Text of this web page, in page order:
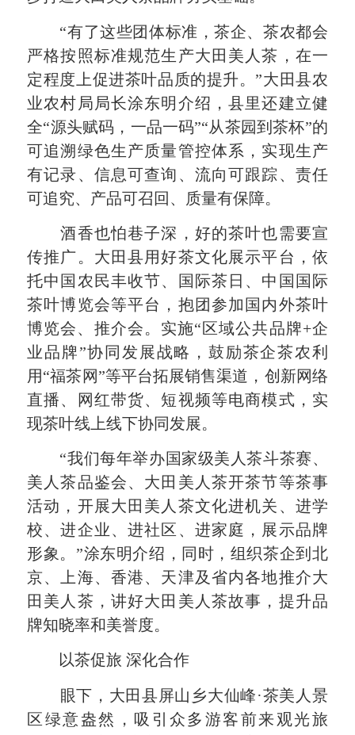
“有了这些团体标准，茶企、茶农都会
严格按照标准规范生产大田美人茶，在一
定程度上促进茶叶品质的提升。”大田县农
业农村局局长涂东明介绍，县里还建立健
全“源头赋码，一品一码”“从茶园到茶杯”的
可追溯绿色生产质量管控体系，实现生产
有记录、信息可查询、流向可跟踪、责任
可追究、产品可召回、质量有保障。
酒香也怕巷子深，好的茶叶也需要宣
传推广。大田县用好茶文化展示平台，依
托中国农民丰收节、国际茶日、中国国际
茶叶博览会等平台，抱团参加国内外茶叶
博览会、推介会。实施“区域公共品牌+企
业品牌”协同发展战略，鼓励茶企茶农利
用“福茶网”等平台拓展销售渠道，创新网络
直播、网红带货、短视频等电商模式，实
现茶叶线上线下协同发展。
“我们每年举办国家级美人茶斗茶赛、
美人茶品鉴会、大田美人茶开茶节等茶事
活动，开展大田美人茶文化进机关、进学
校、进企业、进社区、进家庭，展示品牌
形象。”涂东明介绍，同时，组织茶企到北
京、上海、香港、天津及省内各地推介大
田美人茶，讲好大田美人茶故事，提升品
牌知晓率和美誉度。
以茶促旅 深化合作
眼下，大田县屏山乡大仙峰·茶美人景
区绿意盎然，吸引众多游客前来观光旅